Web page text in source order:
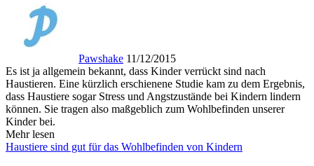
Pawshake 11/12/2015
Es ist ja allgemein bekannt, dass Kinder verrückt sind nach
Haustieren. Eine kürzlich erschienene Studie kam zu dem Ergebnis,
dass Haustiere sogar Stress und Angstzustände bei Kindern lindern
können. Sie tragen also maßgeblich zum Wohlbefinden unserer
Kinder bei.
Mehr lesen
Haustiere sind gut für das Wohlbefinden von Kindern